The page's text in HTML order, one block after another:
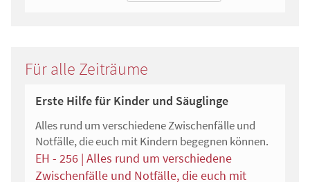
Für alle Zeiträume
Erste Hilfe für Kinder und Säuglinge
Alles rund um verschiedene Zwischenfälle und
Notfälle, die euch mit Kindern begegnen können.
EH - 256 | Alles rund um verschiedene
Zwischenfälle und Notfälle, die euch mit